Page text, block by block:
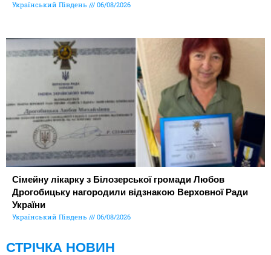
Український Південь 06/08/2026
Сімейну лікарку з Білозерської громади Любов
Дрогобицьку нагородили відзнакою Верховної Ради
України
Український Південь 06/08/2026
СТРІЧКА НОВИН